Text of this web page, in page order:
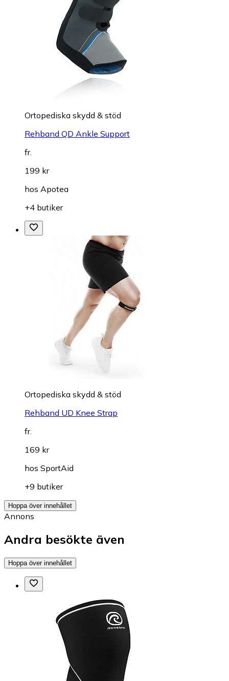
Ortopediska skydd & stöd
Rehband QD Ankle Support
fr.
199 kr
hos Apotea
+4 butiker
Ortopediska skydd & stöd
Rehband UD Knee Strap
fr.
169 kr
hos SportAid
+9 butiker
Hoppa över innehållet
Annons
Andra besökte även
Hoppa över innehållet